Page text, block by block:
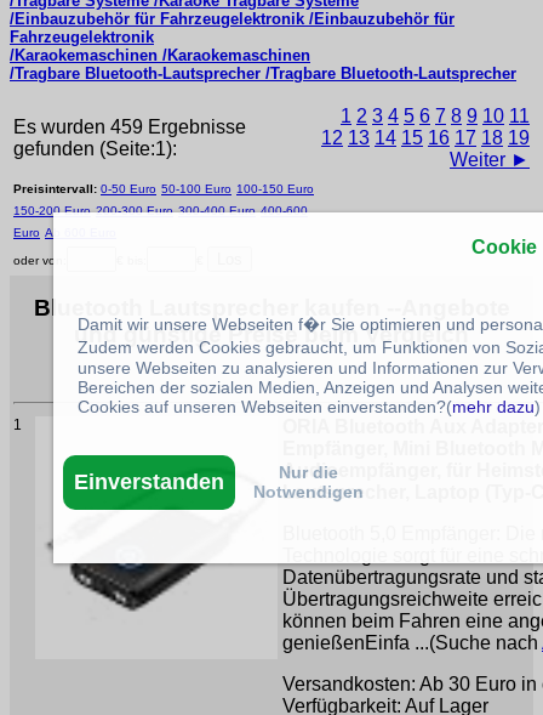
/Einbauzubehör für Fahrzeugelektronik /Einbauzubehör für
Fahrzeugelektronik
/Karaokemaschinen /Karaokemaschinen
/Tragbare Bluetooth-Lautsprecher /Tragbare Bluetooth-Lautsprecher
Es wurden 459 Ergebnisse
gefunden (Seite:1):
1 2 3 4 5 6 7 8 9 10 11
12 13 14 15 16 17 18 19
Weiter ►
Preisintervall: 0-50 Euro 50-100 Euro 100-150 Euro
150-200 Euro 200-300 Euro 300-400 Euro 400-600
Euro Ab 600 Euro
oder von:
Bluetooth Lautsprecher kaufen --Angebote
und günstige Preise beim Vergleich
1
Audioempfänger, für
Lautsprecher, Laptop (Typ-
Datenübertragungsrate und
Übertragungsreichweite
können beim Fahren eine
genießenEinfa ...(Suche nach
Versandkosten: Ab 30 Euro
Verfügbarkeit: Auf Lager
Cookie
Damit wir unsere Webseiten f�r Sie optimieren und
Zudem werden Cookies gebraucht, um Funktionen von
unsere Webseiten zu analysieren und Informationen zur
Bereichen der sozialen Medien, Anzeigen und Analysen
Cookies auf unseren Webseiten einverstanden?(mehr dazu)
Einverstanden
Nur die
Notwendigen